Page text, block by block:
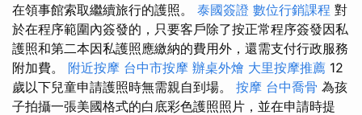
在領事館索取繼續旅行的護照。 泰國簽證 數位行銷課程 對
於在程序範圍內簽發的，只要客戶除了按正常程序簽發因私
護照和第二本因私護照應繳納的費用外，還需支付行政服務
附加費。 附近按摩 台中市按摩 辦桌外燴 大里按摩推薦 12
歲以下兒童申請護照時無需親自到場。 按摩 台中喬骨 為孩
子拍攝一張美國格式的白底彩色護照照片，並在申請時提